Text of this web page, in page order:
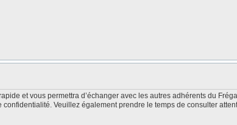
et vous permettra d’échanger avec les autres adhérents du
Veuillez également prendre le temps de consulter